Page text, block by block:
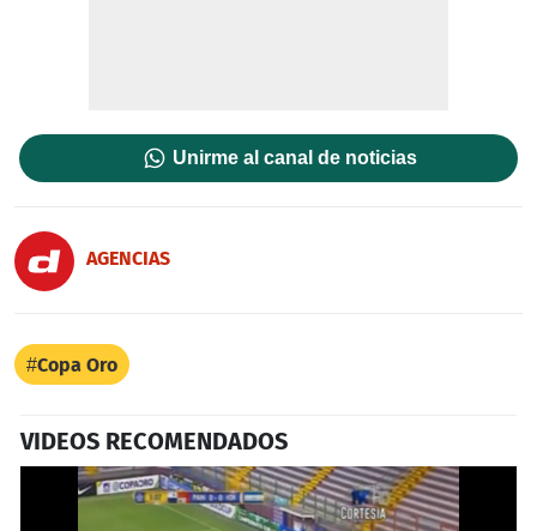
Unirme al canal de noticias
AGENCIAS
Copa Oro
VIDEOS RECOMENDADOS